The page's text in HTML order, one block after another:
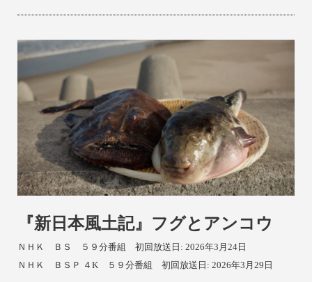
『新日本風土記』フグとアンコウ
ＮＨＫ ＢＳ ５９分番組
初回放送日: 2026年3月24日
ＮＨＫ ＢＳＰ ４K ５９分番組
初回放送日: 2026年3月29日